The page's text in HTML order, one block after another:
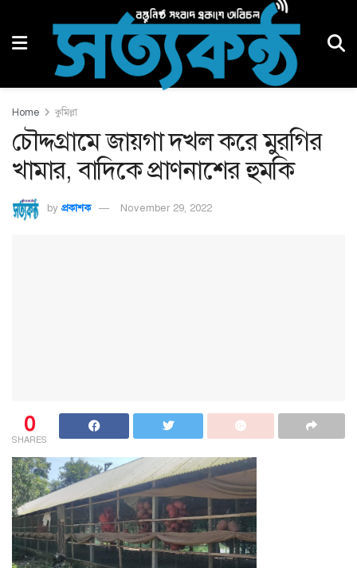
Home কুমিল্লা
চৌদ্দগ্রামে জায়গা দখল করে মুরগির
খামার, বাদিকে প্রাণনাশের হুমকি
by প্রকাশক November 29, 2022
0
SHARES